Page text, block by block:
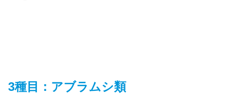
3種目：アブラムシ類